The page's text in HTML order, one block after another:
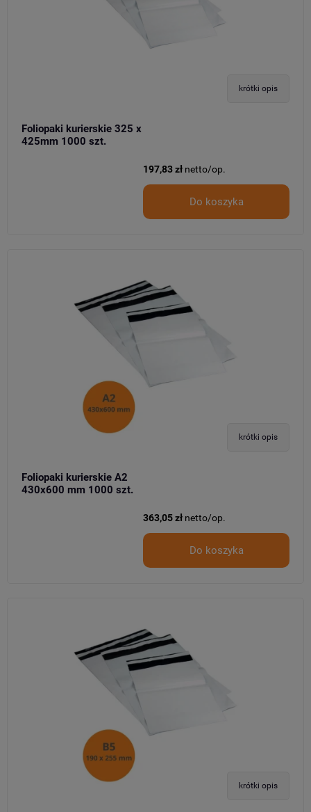
krótki opis
Foliopaki kurierskie 325 x
425mm 1000 szt.
197,83 zł netto/op.
Do koszyka
krótki opis
Foliopaki kurierskie A2
430x600 mm 1000 szt.
363,05 zł netto/op.
Do koszyka
krótki opis